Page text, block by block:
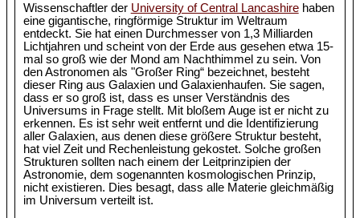
Wissenschaftler der University of Central Lancashirehaben
eine gigantische, ringförmige Struktur im Weltraum
entdeckt. Sie hat einen Durchmesser von 1,3 Milliarden
Lichtjahren und scheint von der Erde aus gesehen etwa 15-
mal so groß wie der Mond am Nachthimmel zu sein. Von
den Astronomen als "Großer Ring“ bezeichnet, besteht
dieser Ring aus Galaxien und Galaxienhaufen. Sie sagen,
dass er so groß ist, dass es unser Verständnis des
Universums in Frage stellt. Mit bloßem Auge ist er nicht zu
erkennen. Es ist sehr weit entfernt und die Identifizierung
aller Galaxien, aus denen diese größere Struktur besteht,
hat viel Zeit und Rechenleistung gekostet. Solche großen
Strukturen sollten nach einem der Leitprinzipien der
Astronomie, dem sogenannten kosmologischen Prinzip,
nicht existieren. Dies besagt, dass alle Materie gleichmäßig
im Universum verteilt ist.